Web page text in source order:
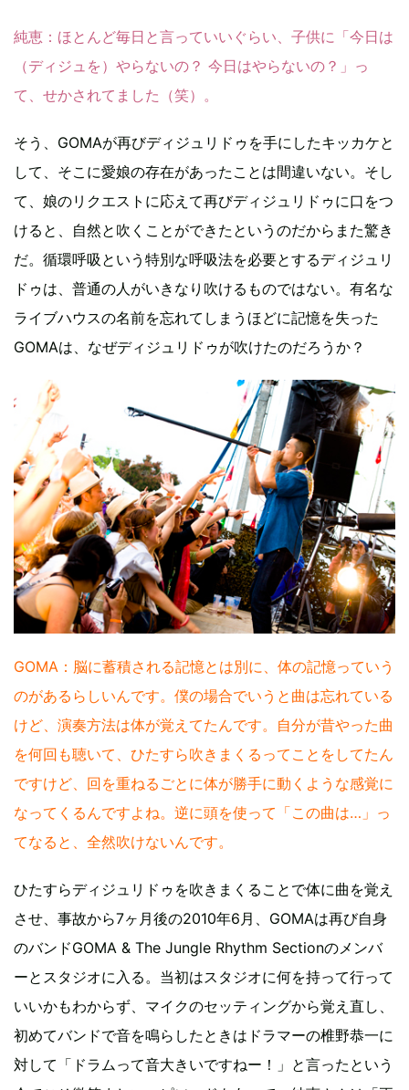
純恵 ：ほとんど毎日と言っていいぐらい、子供に「今日は
（ディジュを）やらないの？ 今日はやらないの？」っ
て、せかされてました（笑）。
そう、GOMAが再びディジュリドゥを手にしたキッカケと
して、そこに愛娘の存在があったことは間違いない。そし
て、娘のリクエストに応えて再びディジュリドゥに口をつ
けると、自然と吹くことができたというのだからまた驚き
だ。循環呼吸という特別な呼吸法を必要とするディジュリ
ドゥは、普通の人がいきなり吹けるものではない。有名な
ライブハウスの名前を忘れてしまうほどに記憶を失った
GOMAは、なぜディジュリドゥが吹けたのだろうか？
GOMA：脳に蓄積される記憶とは別に、体の記憶っていう
のがあるらしいんです。僕の場合でいうと曲は忘れている
けど、演奏方法は体が覚えてたんです。自分が昔やった曲
を何回も聴いて、ひたすら吹きまくるってことをしてたん
ですけど、回を重ねるごとに体が勝手に動くような感覚に
なってくるんですよね。逆に頭を使って「この曲は…」っ
てなると、全然吹けないんです。
ひたすらディジュリドゥを吹きまくることで体に曲を覚え
させ、事故から7ヶ月後の2010年6月、GOMAは再び自身
のバンドGOMA & The Jungle Rhythm Sectionのメンバ
ーとスタジオに入る。当初はスタジオに何を持って行って
いいかもわからず、マイクのセッティングから覚え直し、
初めてバンドで音を鳴らしたときはドラマーの椎野恭一に
対して「ドラムって音大きいですねー！」と言ったという